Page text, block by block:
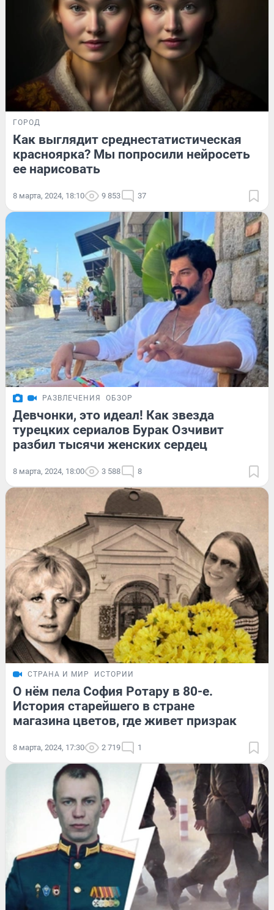
ГОРОД
Как выглядит среднестатистическая
красноярка? Мы попросили нейросеть
ее нарисовать
8 марта, 2024, 18:10 9 853 37
РАЗВЛЕЧЕНИЯ ОБЗОР
Девчонки, это идеал! Как звезда
турецких сериалов Бурак Озчивит
разбил тысячи женских сердец
8 марта, 2024, 18:00 3 588 8
СТРАНА И МИР ИСТОРИИ
О нём пела София Ротару в 80-е.
История старейшего в стране
магазина цветов, где живет призрак
8 марта, 2024, 17:30 2 719 1